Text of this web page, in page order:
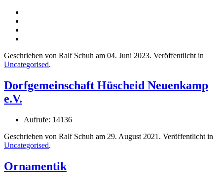
Geschrieben von Ralf Schuh am 04. Juni 2023. Veröffentlicht in
Uncategorised.
Dorfgemeinschaft Hüscheid Neuenkamp
e.V.
Aufrufe: 14136
Geschrieben von Ralf Schuh am 29. August 2021 . Veröffentlicht in
Uncategorised.
Ornamentik